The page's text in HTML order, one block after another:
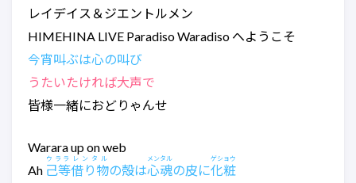
レイデイス＆ジエントルメン
HIMEHINA LIVE Paradiso Waradiso へようこそ
今宵叫ぶは心の叫び
うたいたければ大声で
皆様一緒におどりゃんせ
Warara up on web
Ah 己等
ウララ
借り物
レンタル
の殻は心魂
メンタル
の皮に化粧
ゲショウ